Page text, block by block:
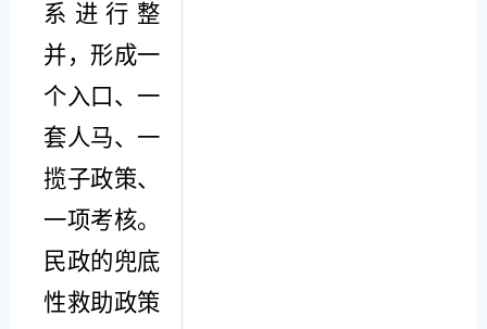
系进行整
并， 形成一
个入口、一
套人马、一
揽子政策、
一项考核。
民政的兜底
性救助政策